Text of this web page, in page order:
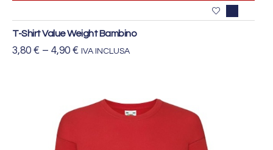
T-Shirt Value Weight Bambino
3,80 € –4,90 € IVA INCLUSA